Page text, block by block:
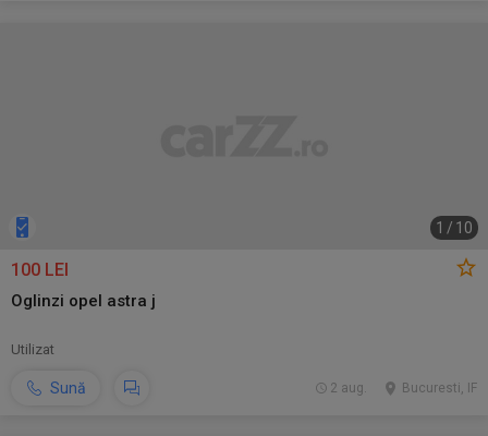
1 / 10
100 LEI
Oglinzi opel astra j
Utilizat
Sună Bucuresti, IF
2 aug.